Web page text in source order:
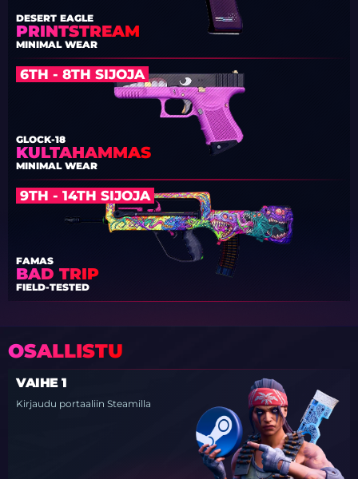
DESERT EAGLE
PRINTSTREAM
MINIMAL WEAR
6TH - 8TH SIJOJA
GLOCK-18
KULTAHAMMAS
MINIMAL WEAR
9TH - 14TH SIJOJA
FAMAS
BAD TRIP
FIELD-TESTED
OSALLISTU
VAIHE 1
Kirjaudu portaaliin Steamilla